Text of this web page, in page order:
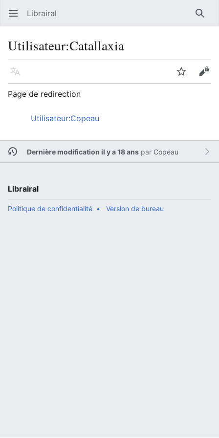
Ouvrir le menu principal Librairal
Utilisateur:Catallaxia
Langue Suivre
Page de redirection
Utilisateur:Copeau
Dernière modification il y a 18 anspar Copeau
Librairal
Politique de confidentialité Version de bureau